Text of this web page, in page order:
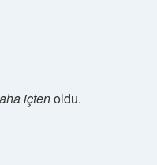
içtenoldu.